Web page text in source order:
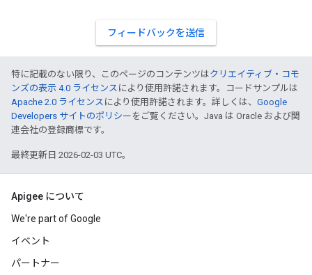
フィードバックを送信
特に記載のない限り、このページのコンテンツはクリエイティブ・コモ
ンズの表示 4.0 ライセンス により使用許諾されます。コードサンプルは
Apache 2.0 ライセンス により使用許諾されます。詳しくは、 Google
Developers サイトのポリシー をご覧ください。Java は Oracle および関
連会社の登録商標です。
最終更新日 2026-02-03 UTC。
Apigee について
We're part of Google
イベント
パートナー